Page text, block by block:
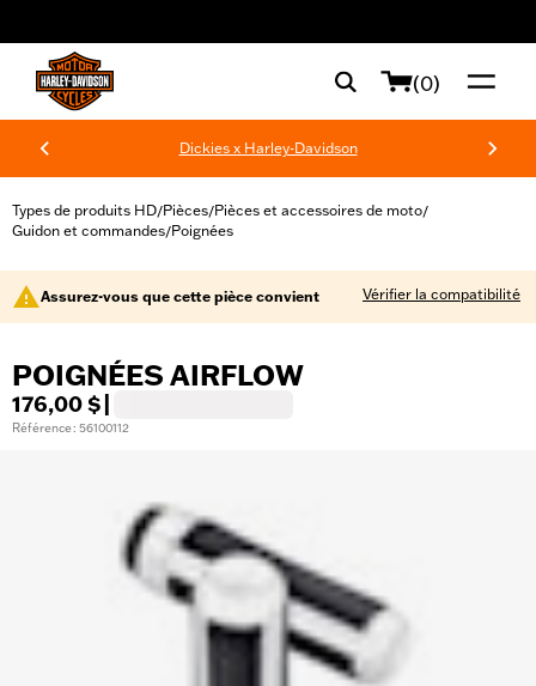
(0)
Dickies x Harley-Davidson
Types de produits HD/Pièces/Pièces et accessoires de moto/
Guidon et commandes/Poignées
Assurez-vous que cette pièce convient Vérifier la compatibilité
POIGNÉES AIRFLOW
176,00 $
Référence : 56100112